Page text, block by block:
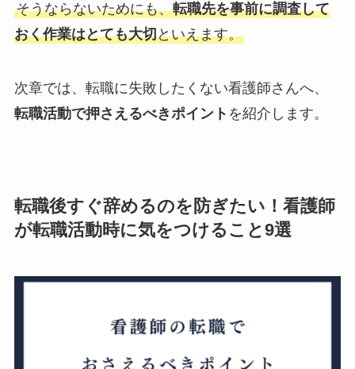
そうならないためにも、転職先を事前に調査して
おく作業はとても大切といえます。
次章では、転職に失敗したくない看護師さんへ、
転職活動で押さえるべきポイント を紹介します。
転職後すぐ辞めるのを防ぎたい！看護師
が転職活動時に気をつけること9選